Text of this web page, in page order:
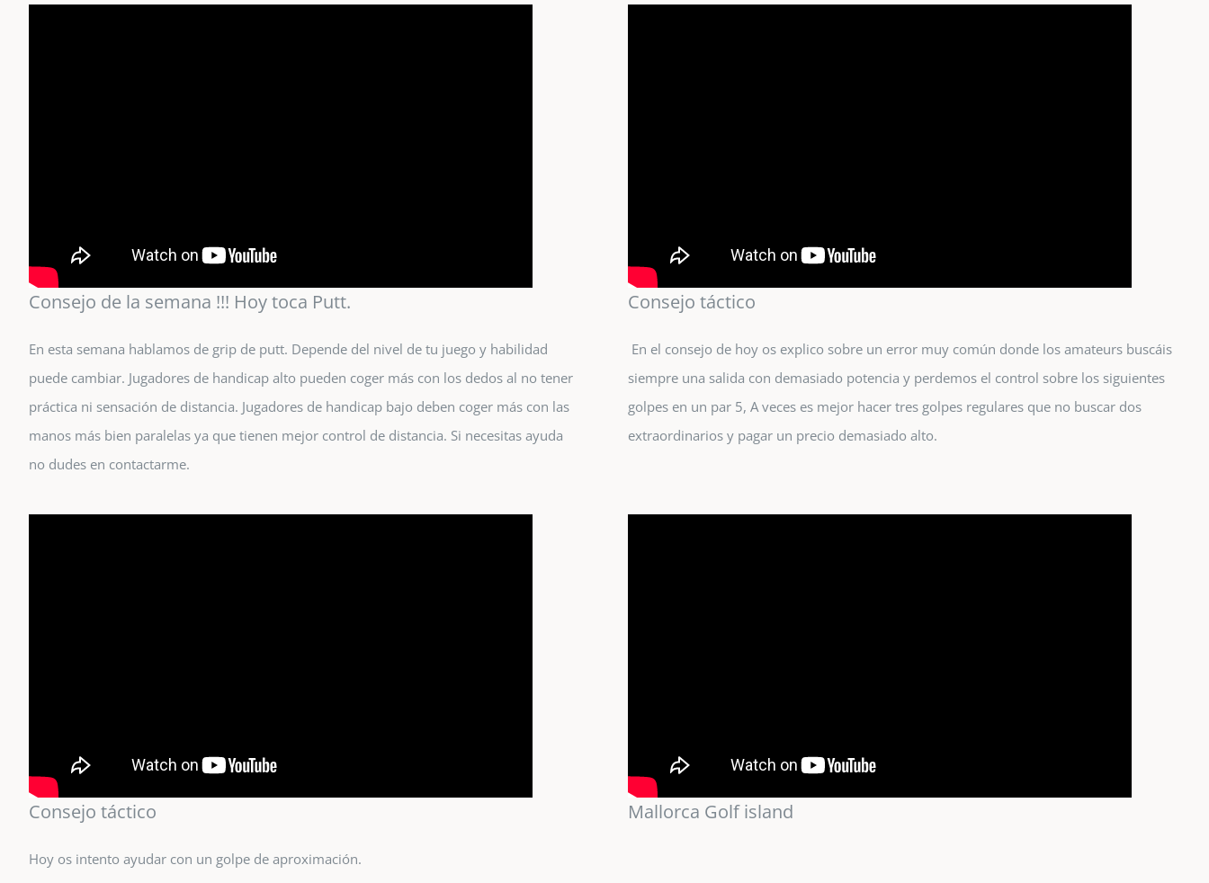
Consejo de la semana !!! Hoy toca Putt.
En esta semana hablamos de grip de putt. Depende del nivel de tu juego y habilidad
puede cambiar. Jugadores de handicap alto pueden coger más con los dedos al no tener
práctica ni sensación de distancia. Jugadores de handicap bajo deben coger más con las
manos más bien paralelas ya que tienen mejor control de distancia. Si necesitas ayuda
no dudes en contactarme.
Consejo táctico
En el consejo de hoy os explico sobre un error muy común donde los amateurs buscáis
siempre una salida con demasiado potencia y perdemos el control sobre los siguientes
golpes en un par 5, A veces es mejor hacer tres golpes regulares que no buscar dos
extraordinarios y pagar un precio demasiado alto.
Consejo táctico
Hoy os intento ayudar con un golpe de aproximación.
Mallorca Golf island